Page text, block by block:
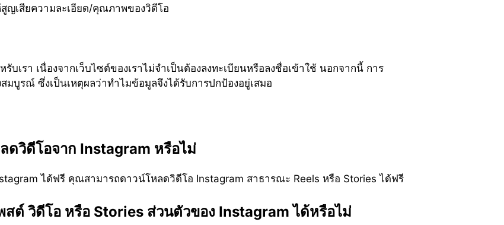
สูญเสียความละเอียด/คุณภาพของวิดีโอ
เรา เนื่องจากเว็บไซต์ของเราไม่จำเป็นต้องลงทะเบียนหรือลงชื่อเข้าใช้ นอกจากนี้ การ
มบูรณ์ ซึ่งเป็นเหตุผลว่าทำไมข้อมูลจึงได้รับการปกป้องอยู่เสมอ
ดวิดีโอจาก Instagram หรือไม่
ได้ฟรี คุณสามารถดาวน์โหลดวิดีโอ Instagram สาธารณะ Reels หรือ Stories ได้ฟรี
ต์ วิดีโอ หรือ Stories ส่วนตัวของ Instagram ได้หรือไม่